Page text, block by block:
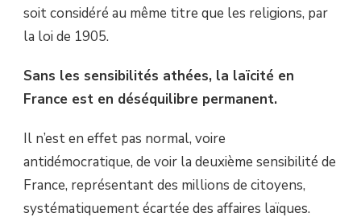
soit considéré au même titre que les religions, par
la loi de 1905.
Sans les sensibilités athées, la laïcité en
France est en déséquilibre permanent.
Il n’est en effet pas normal, voire
antidémocratique, de voir la deuxième sensibilité de
France, représentant des millions de citoyens,
systématiquement écartée des affaires laïques.